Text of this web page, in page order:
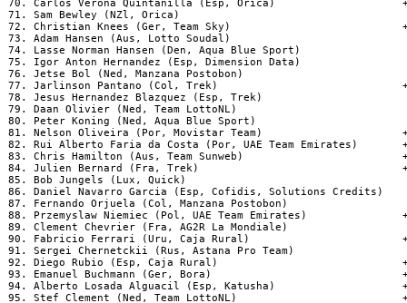
70. Carlos Verona Quintanilla (Esp, Orica)
71. Sam Bewley (NZl, Orica)
72. Christian Knees (Ger, Team Sky)
73. Adam Hansen (Aus, Lotto Soudal)
74. Lasse Norman Hansen (Den, Aqua Blue Sport)
75. Igor Anton Hernandez (Esp, Dimension Data)
76. Jetse Bol (Ned, Manzana Postobon)
77. Jarlinson Pantano (Col, Trek)
78. Jesus Hernandez Blazquez (Esp, Trek)
79. Daan Olivier (Ned, Team LottoNL)
80. Peter Koning (Ned, Aqua Blue Sport)
81. Nelson Oliveira (Por, Movistar Team)
82. Rui Alberto Faria da Costa (Por, UAE Team Emirates)
83. Chris Hamilton (Aus, Team Sunweb)
84. Julien Bernard (Fra, Trek)
85. Bob Jungels (Lux, Quick)
86. Daniel Navarro Garcia (Esp, Cofidis, Solutions Credits)
87. Fernando Orjuela (Col, Manzana Postobon)
88. Przemyslaw Niemiec (Pol, UAE Team Emirates)
89. Clement Chevrier (Fra, AG2R La Mondiale)
90. Fabricio Ferrari (Uru, Caja Rural)
91. Sergei Chernetckii (Rus, Astana Pro Team)
92. Diego Rubio (Esp, Caja Rural)
93. Emanuel Buchmann (Ger, Bora)
94. Alberto Losada Alguacil (Esp, Katusha)
95. Stef Clement (Ned, Team LottoNL)